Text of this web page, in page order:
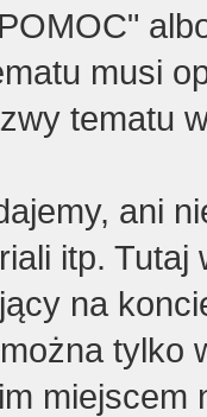
musi
tematu
ani
itp. Tutaj
na
tylko
miejscem